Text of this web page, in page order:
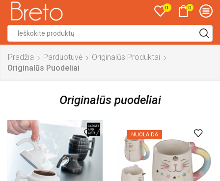
0 0
Pradžia Parduotuvė
Originalūs Produktai
Originalūs Puodeliai
Originalūs puodeliai
NUOLAIDA